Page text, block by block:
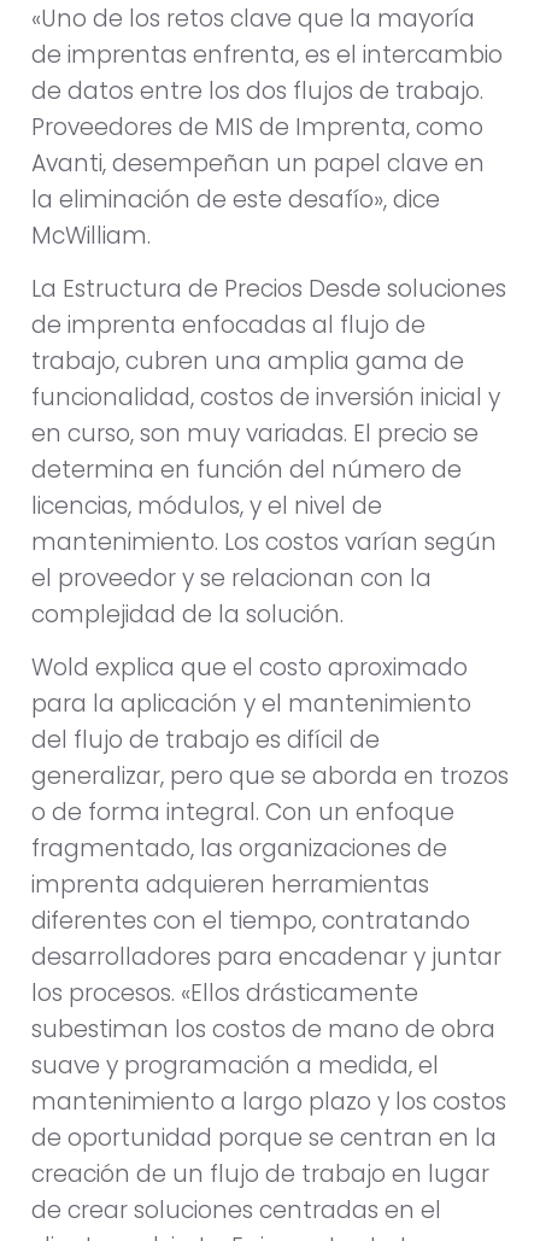
«Uno de los retos clave que la mayoría
de imprentas enfrenta, es el intercambio
de datos entre los dos flujos de trabajo.
Proveedores de MIS de Imprenta, como
Avanti, desempeñan un papel clave en
la eliminación de este desafío», dice
McWilliam.
La Estructura de Precios Desde soluciones
de imprenta enfocadas al flujo de
trabajo, cubren una amplia gama de
funcionalidad, costos de inversión inicial y
en curso, son muy variadas. El precio se
determina en función del número de
licencias, módulos, y el nivel de
mantenimiento. Los costos varían según
el proveedor y se relacionan con la
complejidad de la solución.
Wold explica que el costo aproximado
para la aplicación y el mantenimiento
del flujo de trabajo es difícil de
generalizar, pero que se aborda en trozos
o de forma integral. Con un enfoque
fragmentado, las organizaciones de
imprenta adquieren herramientas
diferentes con el tiempo, contratando
desarrolladores para encadenar y juntar
los procesos. «Ellos drásticamente
subestiman los costos de mano de obra
suave y programación a medida, el
mantenimiento a largo plazo y los costos
de oportunidad porque se centran en la
creación de un flujo de trabajo en lugar
de crear soluciones centradas en el